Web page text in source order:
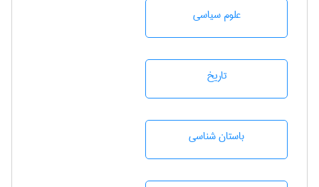
علوم سياسی
تاريخ
باستان شناسی